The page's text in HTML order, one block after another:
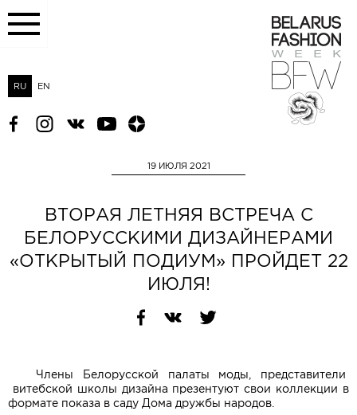
RU EN
19 ИЮЛЯ 2021
ВТОРАЯ ЛЕТНЯЯ ВСТРЕЧА С
БЕЛОРУССКИМИ ДИЗАЙНЕРАМИ
«ОТКРЫТЫЙ ПОДИУМ» ПРОЙДЕТ 22
ИЮЛЯ!
Члены Белорусской палаты моды, представители
витебской школы дизайна презентуют свои коллекции в
формате показа в саду Дома дружбы народов.